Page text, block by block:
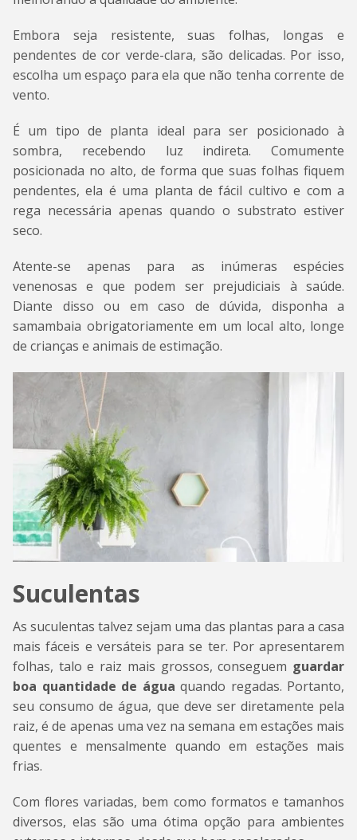
Embora seja resistente, suas folhas, longas e
pendentes de cor verde-clara, são delicadas. Por isso,
escolha um espaço para ela que não tenha corrente de
vento.
É um tipo de planta ideal para ser posicionado à
sombra, recebendo luz indireta. Comumente
posicionada no alto, de forma que suas folhas fiquem
pendentes, ela é uma planta de fácil cultivo e com a
rega necessária apenas quando o substrato estiver
seco.
Atente-se apenas para as inúmeras espécies
venenosas e que podem ser prejudiciais à saúde.
Diante disso ou em caso de dúvida, disponha a
samambaia obrigatoriamente em um local alto, longe
de crianças e animais de estimação.
Suculentas
As suculentas talvez sejam uma das plantas para a casa
mais fáceis e versáteis para se ter. Por apresentarem
folhas, talo e raiz mais grossos, conseguem guardar
boa quantidade de água quando regadas. Portanto,
seu consumo de água, que deve ser diretamente pela
raiz, é de apenas uma vez na semana em estações mais
quentes e mensalmente quando em estações mais
frias.
Com flores variadas, bem como formatos e tamanhos
diversos, elas são uma ótima opção para ambientes